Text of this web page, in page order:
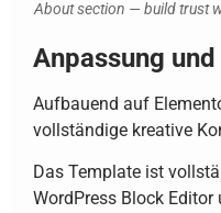
About section — build trust
Anpassung
Aufbauend auf
vollständige kreative
Das Template ist
WordPress Block